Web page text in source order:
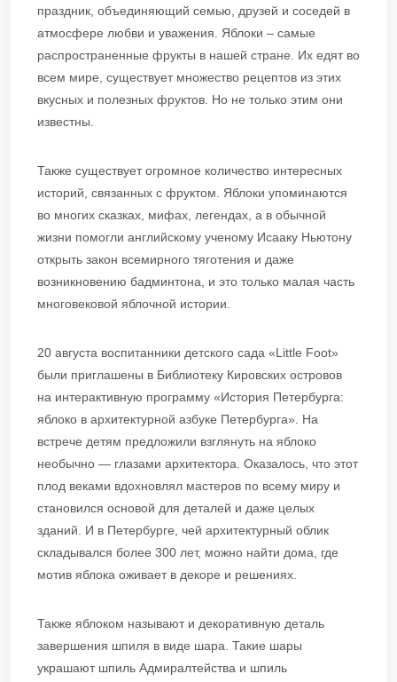
праздник, объединяющий семью, друзей и соседей в
атмосфере любви и уважения. Яблоки – самые
распространенные фрукты в нашей стране. Их едят во
всем мире, существует множество рецептов из этих
вкусных и полезных фруктов. Но не только этим они
известны.
Также существует огромное количество интересных
историй, связанных с фруктом. Яблоки упоминаются
во многих сказках, мифах, легендах, а в обычной
жизни помогли английскому ученому Исааку Ньютону
открыть закон всемирного тяготения и даже
возникновению бадминтона, и это только малая часть
многовековой яблочной истории.
20 августа воспитанники детского сада «Little Foot»
были приглашены в Библиотеку Кировских островов
на интерактивную программу «История Петербурга:
яблоко в архитектурной азбуке Петербурга». На
встрече детям предложили взглянуть на яблоко
необычно — глазами архитектора. Оказалось, что этот
плод веками вдохновлял мастеров по всему миру и
становился основой для деталей и даже целых
зданий. И в Петербурге, чей архитектурный облик
складывался более 300 лет, можно найти дома, где
мотив яблока оживает в декоре и решениях.
Также яблоком называют и декоративную деталь
завершения шпиля в виде шара. Такие шары
украшают шпиль Адмиралтейства и шпиль